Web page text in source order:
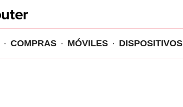
COMPRAS MÓVILES DISPOSITIVOS